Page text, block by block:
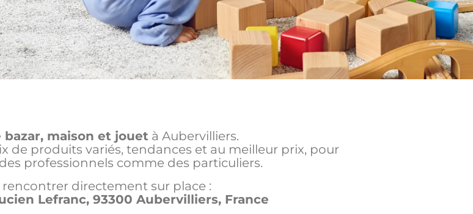
bazar, maison et jouet à Aubervilliers.
de produits variés, tendances et au meilleur prix, pour
professionnels comme des particuliers.
rencontrer directement sur place :
Lefranc, 93300 Aubervilliers, France